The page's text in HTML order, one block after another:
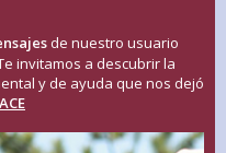
de nuestro usuario
invitamos a descubrir la
y de ayuda que nos dejó